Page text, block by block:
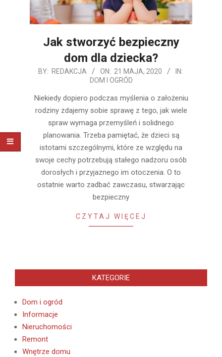
Jak stworzyć bezpieczny
dom dla dziecka?
2020-
21
BY: REDAKCJA ON: 21 MAJA, 2020
IN:
DOM I OGRÓD
Niekiedy dopiero podczas myślenia o założeniu
rodziny zdajemy sobie sprawę z tego, jak wiele
spraw wymaga przemyśleń i solidnego
planowania. Trzeba pamiętać, że dzieci są
istotami szczególnymi, które ze względu na
swoje cechy potrzebują stałego nadzoru osób
dorosłych i przyjaznego im otoczenia. O to
ostatnie warto zadbać zawczasu, stwarzając
bezpieczny
CZYTAJ WIĘCEJ
KATEGORIE
Dom i ogród
Informacje
Nieruchomości
Remont
Wnętrze domu